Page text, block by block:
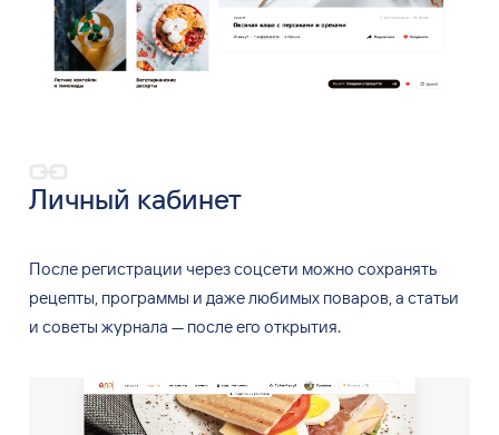
Личный кабинет
После регистрации через соцсети можно сохранять
рецепты, программы и даже любимых поваров, а статьи
и советы журнала — после его открытия.